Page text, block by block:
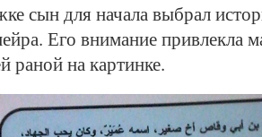
сын для начала выбрал
Его внимание привлекла
раной на картинке.